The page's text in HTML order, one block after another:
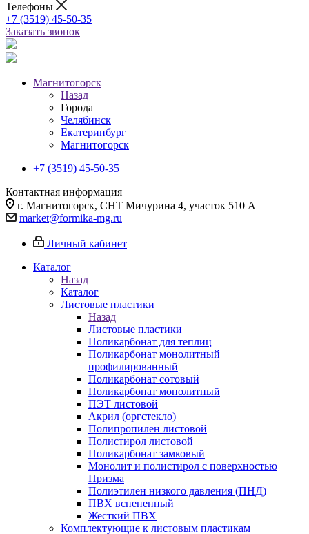
Телефоны
+7 (3519) 45-50-35
Заказать звонок
Магнитогорск
Назад
Города
Челябинск
Екатеринбург
Магнитогорск
+7 (3519) 45-50-35
Контактная информация
г. Магнитогорск, СНТ Мичурина 4, участок 510 А
market@formika-mg.ru
Личный кабинет
Каталог
Назад
Каталог
Листовые пластики
Назад
Листовые пластики
Поликарбонат для теплиц
Поликарбонат монолитный
профилированный
Поликарбонат сотовый
Поликарбонат монолитный
ПЭТ листовой
Акрил (оргстекло)
Полипропилен листовой
Полистирол листовой
Поликарбонат замковый
Монолит и полистирол с поверхностью
Призма
Полиэтилен низкого давления (ПНД)
ПВХ вспененный
Жесткий ПВХ
Комплектующие к листовым пластикам